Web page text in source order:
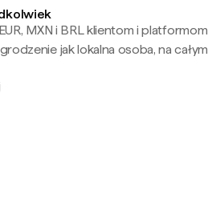
MXN i BRL klientom i platformom
jak lokalna osoba, na całym